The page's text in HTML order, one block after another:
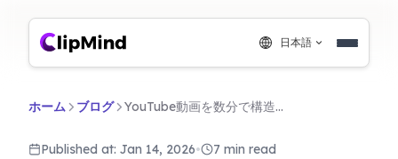
日本語
ホーム ブログ YouTube動画を数分で構造化された知識に変える方法
Published at: Jan 14, 2026• 7 min read